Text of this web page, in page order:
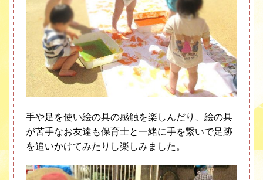
手や足を使い絵の具の感触を楽しんだり、絵の具
が苦手なお友達も保育士と一緒に手を繋いで足跡
を追いかけてみたりし楽しみました。